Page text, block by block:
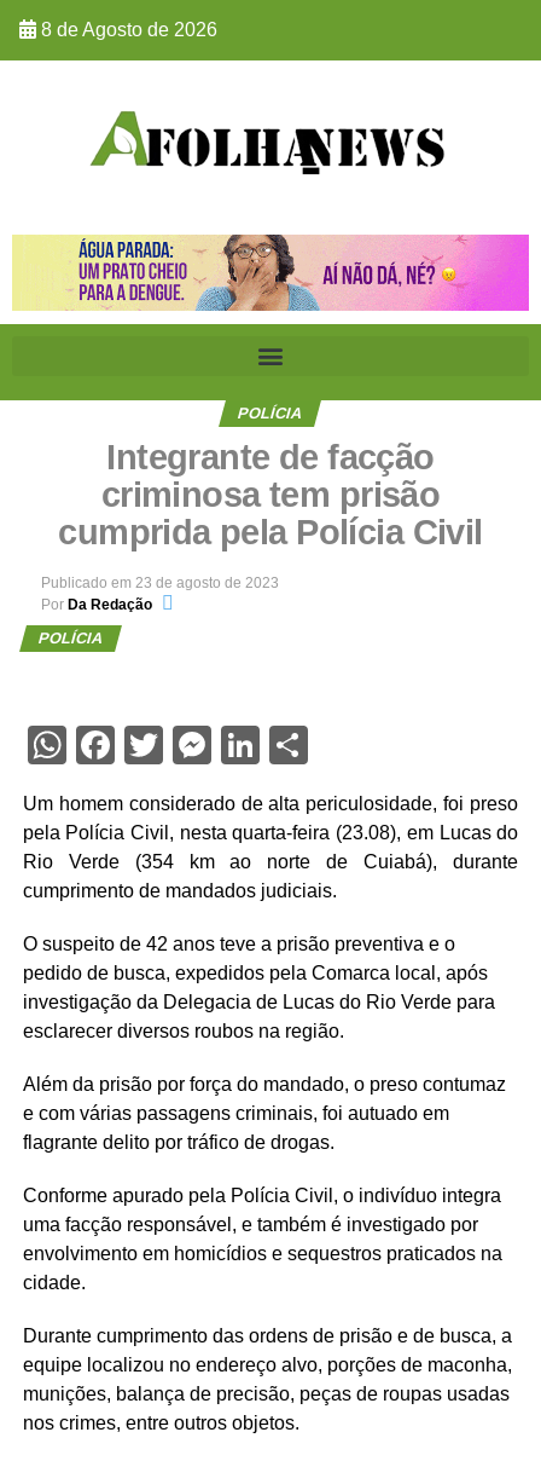
8 de Agosto de 2026
POLÍCIA
Integrante de facção
criminosa tem prisão
cumprida pela Polícia Civil
Publicado em 23 de agosto de 2023
Por Da Redação
POLÍCIA
WhatsApp
Facebook
Twitter
Messenger
LinkedIn
Share
Um homem considerado de alta periculosidade, foi preso
pela Polícia Civil, nesta quarta-feira (23.08), em Lucas do
Rio Verde (354 km ao norte de Cuiabá), durante
cumprimento de mandados judiciais.
O suspeito de 42 anos teve a prisão preventiva e o
pedido de busca, expedidos pela Comarca local, após
investigação da Delegacia de Lucas do Rio Verde para
esclarecer diversos roubos na região.
Além da prisão por força do mandado, o preso contumaz
e com várias passagens criminais, foi autuado em
flagrante delito por tráfico de drogas.
Conforme apurado pela Polícia Civil, o indivíduo integra
uma facção responsável, e também é investigado por
envolvimento em homicídios e sequestros praticados na
cidade.
Durante cumprimento das ordens de prisão e de busca, a
equipe localizou no endereço alvo, porções de maconha,
munições, balança de precisão, peças de roupas usadas
nos crimes, entre outros objetos.